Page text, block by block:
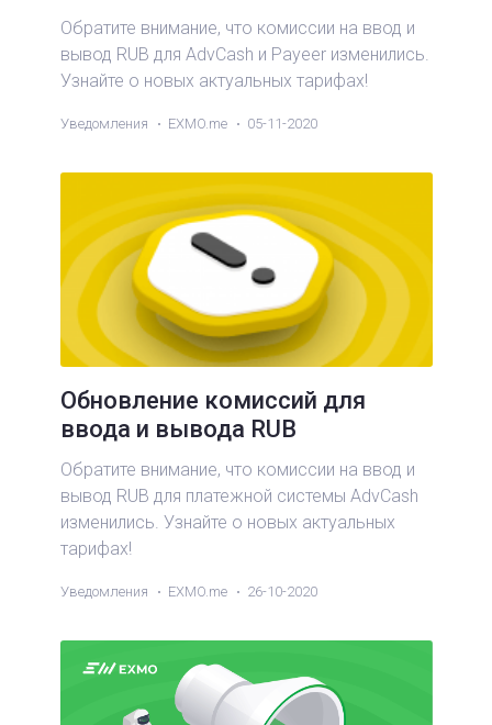
Обратите внимание, что комиссии на ввод и
вывод RUB для AdvCash и Payeer изменились.
Узнайте о новых актуальных тарифах!
Уведомления EXMO.me 05-11-2020
Обновление комиссий для
ввода и вывода RUB
Обратите внимание, что комиссии на ввод и
вывод RUB для платежной системы AdvCash
изменились. Узнайте о новых актуальных
тарифах!
Уведомления EXMO.me 26-10-2020